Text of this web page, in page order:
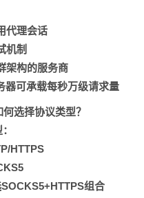
代理会话
机制
架构的服务商
器可承载每秒万级请求量
选择协议类型？
HTTPS
组合